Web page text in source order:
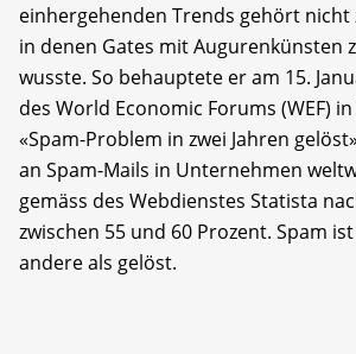
einhergehenden Trends gehört nicht
in denen Gates mit Augurenkünsten
wusste. So behauptete er am 15.
des World Economic Forums (WEF)
«Spam-Problem in zwei Jahren
an Spam-Mails in Unternehmen
gemäss des Webdienstes Statista
zwischen 55 und 60 Prozent. Spam
andere als gelöst.